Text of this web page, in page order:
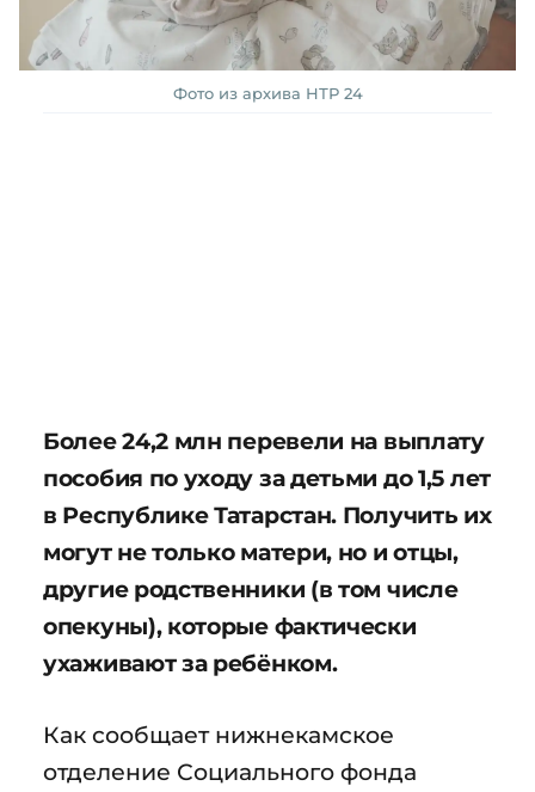
Фото из архива НТР 24
Более 24,2 млн перевели на выплату
пособия по уходу за детьми до 1,5 лет
в Республике Татарстан. Получить их
могут не только матери, но и отцы,
другие родственники (в том числе
опекуны), которые фактически
ухаживают за ребёнком.
Как сообщает нижнекамское
отделение Социального фонда